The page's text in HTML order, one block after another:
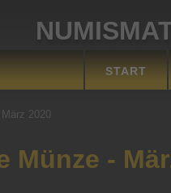
START
März 2020
Münze -